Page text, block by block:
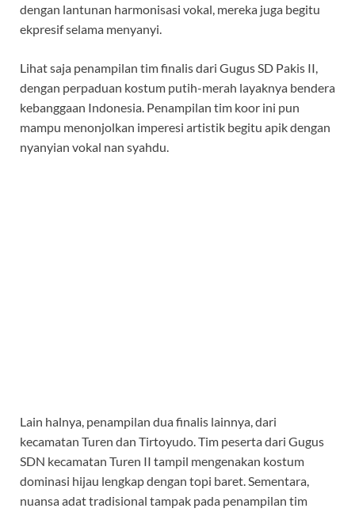
dengan lantunan harmonisasi vokal, mereka juga begitu
ekpresif selama menyanyi.
Lihat saja penampilan tim finalis dari Gugus SD Pakis II,
dengan perpaduan kostum putih-merah layaknya bendera
kebanggaan Indonesia. Penampilan tim koor ini pun
mampu menonjolkan imperesi artistik begitu apik dengan
nyanyian vokal nan syahdu.
Lain halnya, penampilan dua finalis lainnya, dari
kecamatan Turen dan Tirtoyudo. Tim peserta dari Gugus
SDN kecamatan Turen II tampil mengenakan kostum
dominasi hijau lengkap dengan topi baret. Sementara,
nuansa adat tradisional tampak pada penampilan tim